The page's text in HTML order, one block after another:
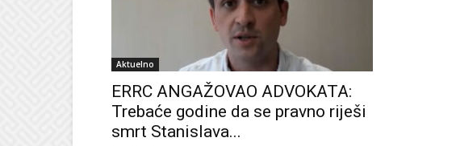
Aktuelno
ERRC ANGAŽOVAO ADVOKATA:
Trebaće godine da se pravno riješi
smrt Stanislava...